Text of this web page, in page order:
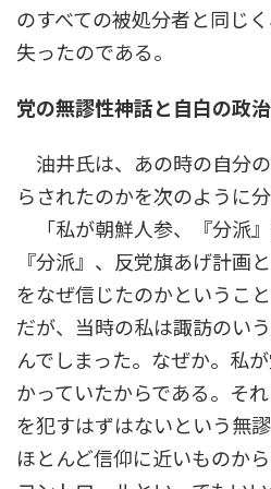
のすべての被処分者と同じ
失ったのである。
党の無謬性神話と自白の政
油井氏は、あの時の自分
らされたのかを次のように分
「私が朝鮮人参、『分派
『分派』、反党旗あげ計画
をなぜ信じたのかというこ
だが、当時の私は諏訪のい
んでしまった。なぜか。私
かっていたからである。そ
を犯すはずはないという無
ほとんど信仰に近いものか